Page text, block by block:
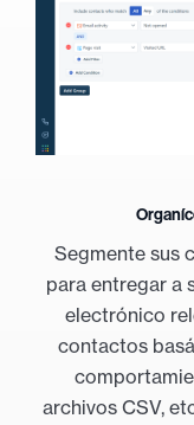
Segmente sus
para entregar a
electrónico
contactos
archivos CSV,